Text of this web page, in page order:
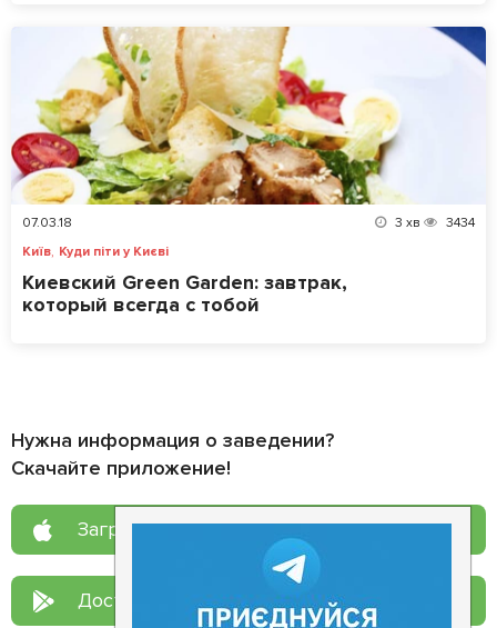
07.03.18 3 хв
3434
Київ, Куди піти у Києві
Киевский Green Garden: завтрак,
который всегда с тобой
Нужна информация о заведении?
Скачайте приложение!
Загрузите в App Store
Доступно в Google Play